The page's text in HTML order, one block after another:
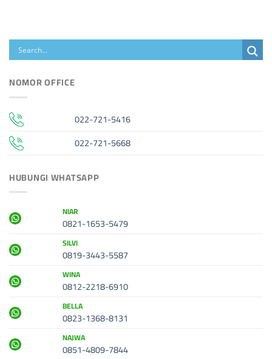
NOMOR OFFICE
022-721-5416
022-721-5668
HUBUNGI WHATSAPP
NIAR
0821-1653-5479
SILVI
0819-3443-5587
WINA
0812-2218-6910
BELLA
0823-1368-8131
NAJWA
0851-4809-7844